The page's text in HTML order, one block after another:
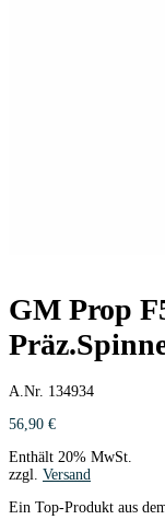
GM Prop
A.Nr. 134934
56,90 €
Enthält 20% MwSt.
zzgl. Versand
Ein Top-Produkt aus